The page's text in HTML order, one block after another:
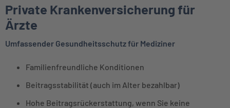
Private Krankenversicherung für
Ärzte
Umfassender Gesundheitsschutz für Mediziner
Familienfreundliche Konditionen
Beitragsstabilität (auch im Alter bezahlbar)
Hohe Beitragsrückerstattung, wenn Sie keine